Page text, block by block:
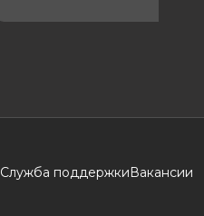
Служба поддержкиВакансии